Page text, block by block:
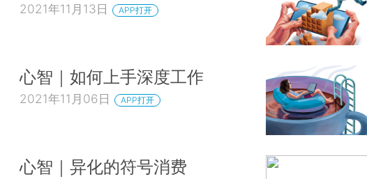
2021年11月13日 APP打开
心智｜如何上手深度工作
2021年11月06日 APP打开
心智｜异化的符号消费